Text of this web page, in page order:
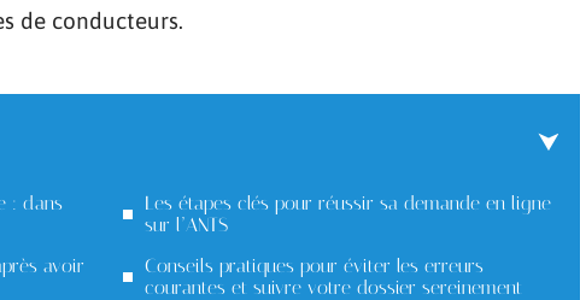
de conducteurs.
: dans
Les étapes clés pour réussir sa demande en ligne
sur l’ANTS
avoir
Conseils pratiques pour éviter les erreurs
courantes et suivre votre dossier sereinement